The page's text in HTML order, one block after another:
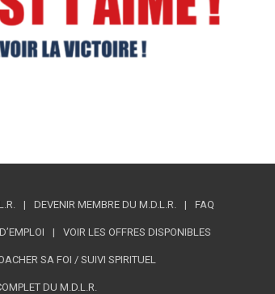
DEVENIR MEMBRE DU M.D.L.R. FAQ
VOIR LES OFFRES DISPONIBLES
SA FOI / SUIVI SPIRITUEL
DU M.D.L.R.